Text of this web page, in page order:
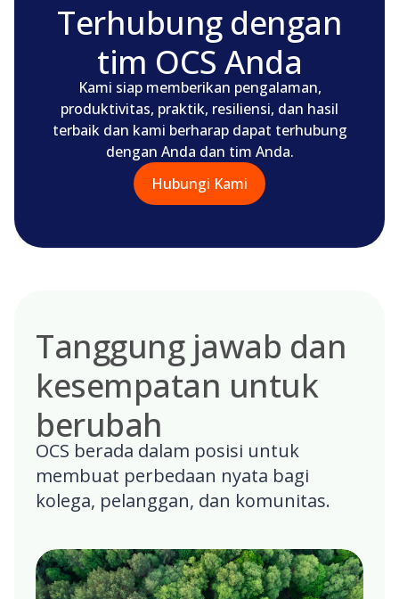
Terhubung dengan
tim OCS Anda
Kami siap memberikan pengalaman,
produktivitas, praktik, resiliensi, dan hasil
terbaik dan kami berharap dapat terhubung
dengan Anda dan tim Anda.
Hubungi Kami
Tanggung jawab dan
kesempatan untuk
berubah
OCS berada dalam posisi untuk
membuat perbedaan nyata bagi
kolega, pelanggan, dan komunitas.